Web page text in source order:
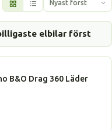
elbilar först
B&O Drag 360 Läder